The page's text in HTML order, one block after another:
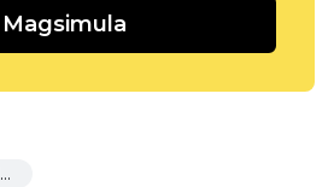
Magsimula
Pagbebenta ng Online